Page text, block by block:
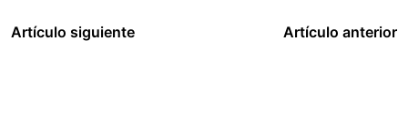
Artículo siguiente Artículo anterior